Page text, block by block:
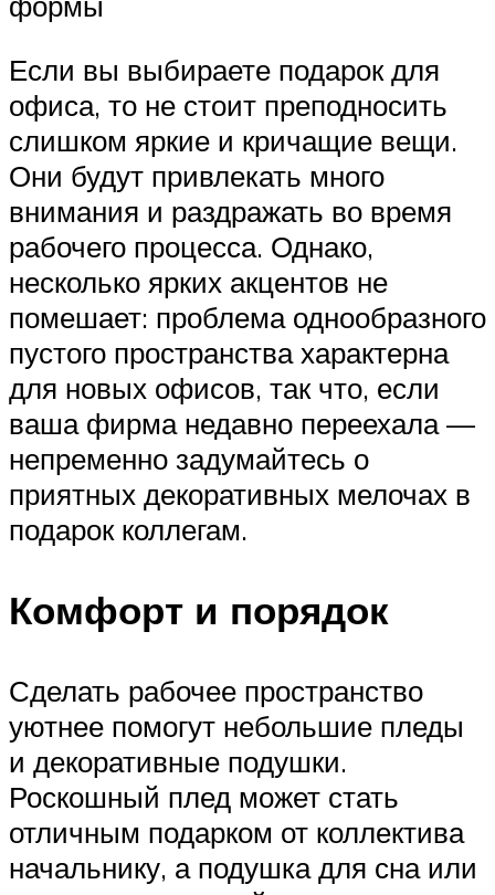
Если вы выбираете подарок для
офиса, то не стоит преподносить
слишком яркие и кричащие вещи.
Они будут привлекать много
внимания и раздражать во время
рабочего процесса. Однако,
несколько ярких акцентов не
помешает: проблема однообразного
пустого пространства характерна
для новых офисов, так что, если
ваша фирма недавно переехала —
непременно задумайтесь о
приятных декоративных мелочах в
подарок коллегам.
Комфорт и порядок
Сделать рабочее пространство
уютнее помогут небольшие пледы
и декоративные подушки.
Роскошный плед может стать
отличным подарком от коллектива
начальнику, а подушка для сна или